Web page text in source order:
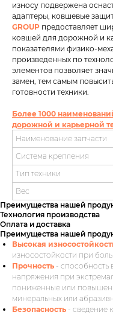
износу подвержена
адаптеры, ковшевые
GROUP предоставляет
ковшей для дорожной и
показателями физико-
произведенных по
элементов позволяет
замен, тем самым
готовности техники.
Более 1000
дорожной и карьерной
Наименование запчасти
Система крепления
Тип техники
Вес
Преимущества нашей
Технология производства
Оплата и доставка
Преимущества нашей
Высокая
износостойкости при
Прочность - способность
напряжения при
пониженные или
минеральных или
Безопасность - сведение